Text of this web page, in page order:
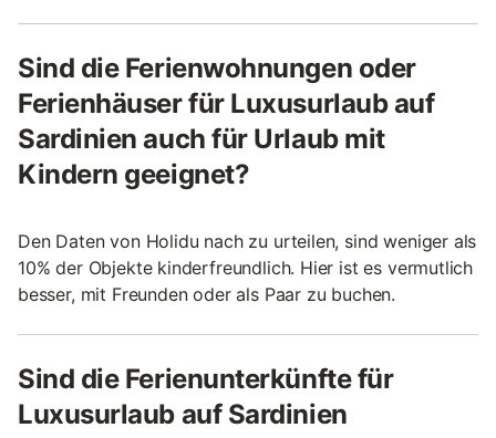
Sind die Ferienwohnungen oder
Ferienhäuser für Luxusurlaub auf
Sardinien auch für Urlaub mit
Kindern geeignet?
Den Daten von Holidu nach zu urteilen, sind weniger als
10% der Objekte kinderfreundlich. Hier ist es vermutlich
besser, mit Freunden oder als Paar zu buchen.
Sind die Ferienunterkünfte für
Luxusurlaub auf Sardinien